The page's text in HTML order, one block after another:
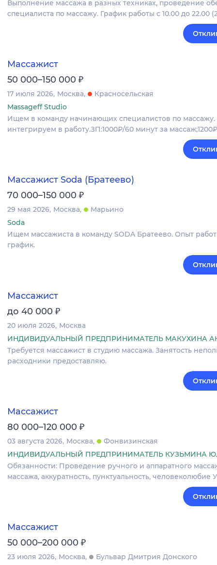
Выполнение массажа в разных техниках, проведение
специалиста по массажу. График работы с 10.00 до 22.00
Массажист
50 000–150 000 ₽
17 июля 2026 Москва
Красносельская
Massageff Studio
Ищем в команду начинающих специалистов по
интегрируем в работу.ЗП:1000₽/60 минут за
Массажист Soda (Братеево)
70 000–150 000 ₽
29 мая 2026 Москва
Марьино
Soda
Ищем массажиста в команду SODA Братеево. Опыт
график.
Массажист
до 40 000 ₽
20 июля 2026 Москва
ИНДИВИДУАЛЬНЫЙ ПРЕДПРИНИМАТЕЛЬ МАКУХИНА
Требуется массажист в студию массажа. Занятость
расходники предоставляю.
Массажист
80 000–120 000 ₽
03 августа 2026 Москва
Фонвизинская
ИНДИВИДУАЛЬНЫЙ ПРЕДПРИНИМАТЕЛЬ КУЗЬМИНА
Обязанности: Проведение ручного и аппаратного
массажа, аккуратность, пунктуальность, человеколюбие
Массажист
50 000–200 000 ₽
23 июля 2026 Москва
Бульвар Дмитрия Донского